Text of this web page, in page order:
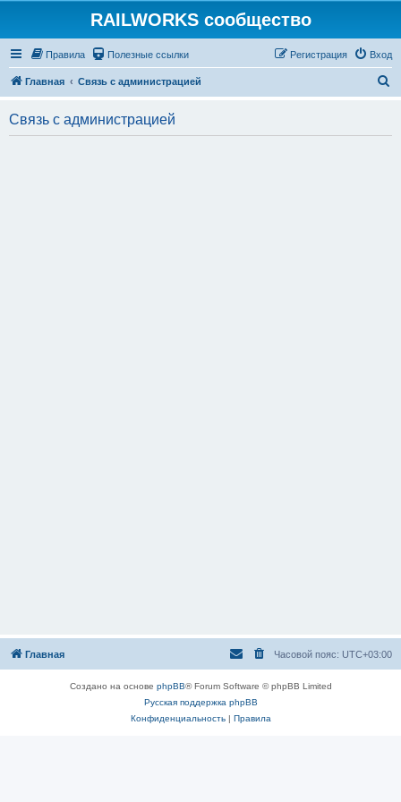
RAILWORKS сообщество
Правила Полезные ссылки Вход
Регистрация
Главная Связь с администрацией
Связь с администрацией
Главная Часовой пояс: UTC+03:00
Создано на основе phpBB® Forum Software © phpBB Limited
Русская поддержка phpBB
Конфиденциальность| Правила